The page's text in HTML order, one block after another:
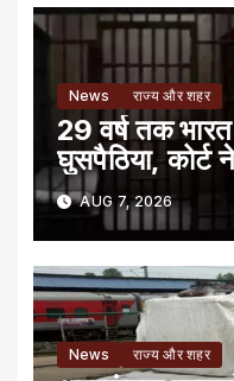
News राज्य और शहर
29 वर्ष तक भारत
घुसपैठिया, कोर्ट
AUG 7, 2026
News राज्य और शहर